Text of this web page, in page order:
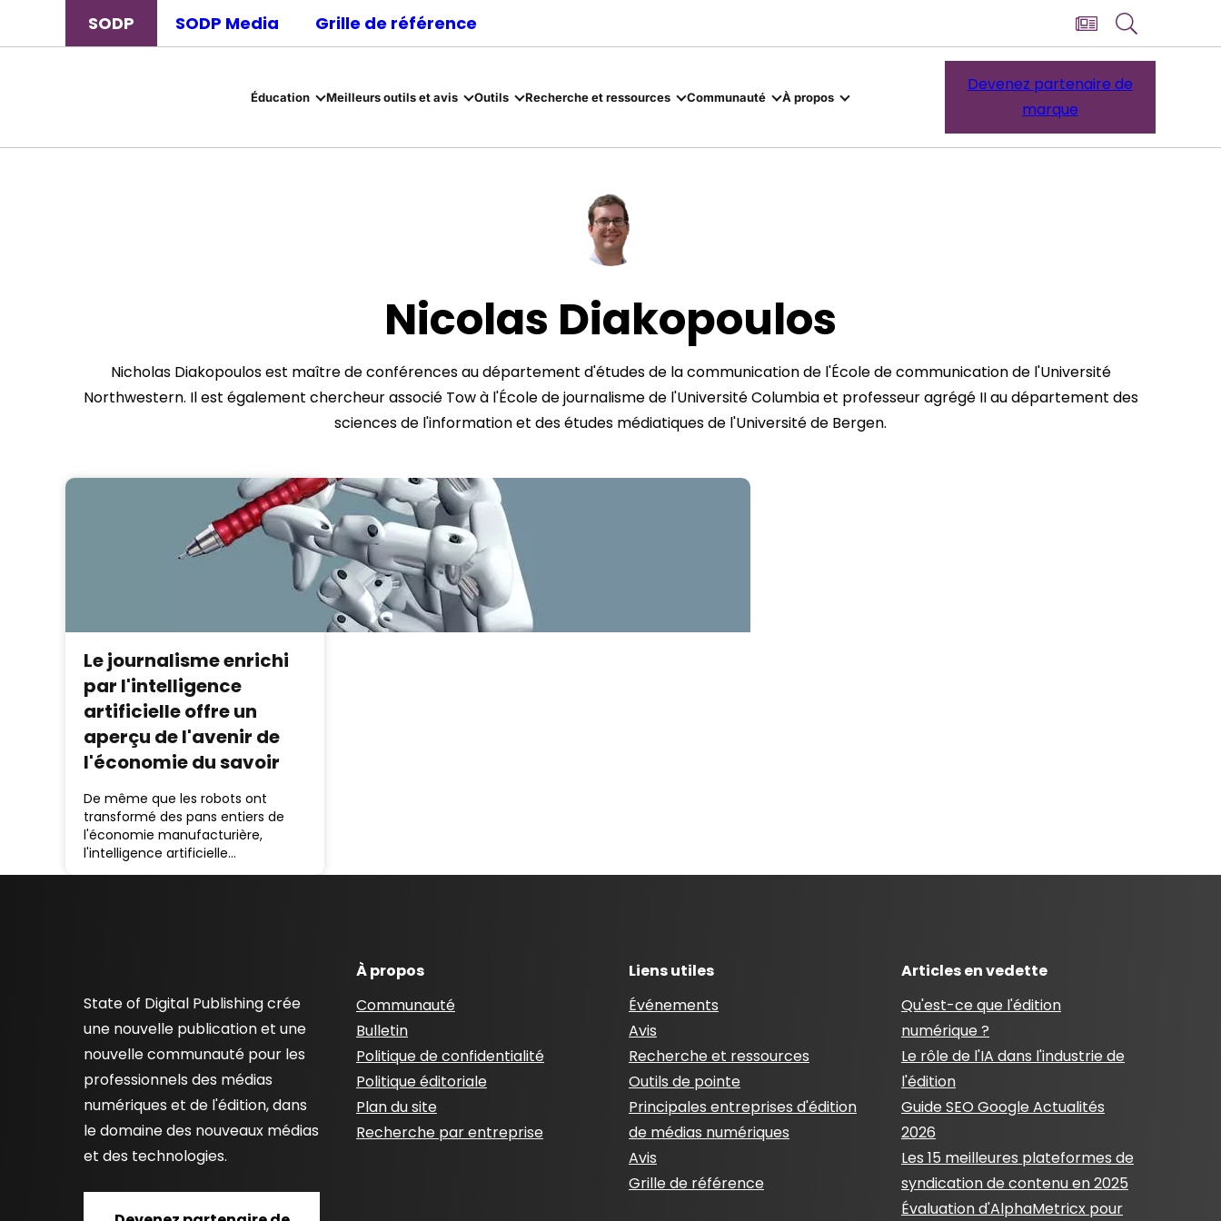
SODP SODP Media Grille de référence
Éducation Meilleurs outils et avis Outils Recherche et ressources Communauté À propos
Devenez partenaire de
marque
Nicolas Diakopoulos
Nicholas Diakopoulos est maître de conférences au département d'études de la communication de l'École de communication de l'Université
Northwestern. Il est également chercheur associé Tow à l'École de journalisme de l'Université Columbia et professeur agrégé II au département des
sciences de l'information et des études médiatiques de l'Université de Bergen.
Le journalisme enrichi
par l'intelligence
artificielle offre un
aperçu de l'avenir de
l'économie du savoir
De même que les robots ont
transformé des pans entiers de
l'économie manufacturière,
l'intelligence artificielle…
State of Digital Publishing crée
une nouvelle publication et une
nouvelle communauté pour les
professionnels des médias
numériques et de l'édition, dans
le domaine des nouveaux médias
et des technologies.
À propos
Communauté
Bulletin
Politique de confidentialité
Politique éditoriale
Plan du site
Recherche par entreprise
Liens utiles
Événements
Avis
Recherche et ressources
Outils de pointe
Principales entreprises d'édition
de médias numériques
Avis
Grille de référence
Articles en vedette
Qu'est-ce que l'édition
numérique ?
Le rôle de l'IA dans l'industrie de
l'édition
Guide SEO Google Actualités
2026
Les 15 meilleures plateformes de
syndication de contenu en 2025
Évaluation d'AlphaMetricx pour